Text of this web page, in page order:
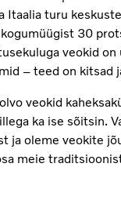
Itaalia turu
30
veokid
– teed on kitsad
veokid
ka ise sõitsin.
ja oleme veokite
meie